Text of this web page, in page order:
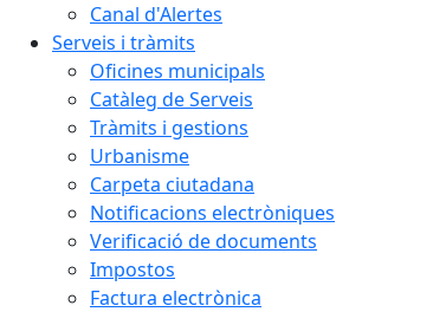
Canal d'Alertes
Serveis i tràmits
Oficines municipals
Catàleg de Serveis
Tràmits i gestions
Urbanisme
Carpeta ciutadana
Notificacions electròniques
Verificació de documents
Impostos
Factura electrònica